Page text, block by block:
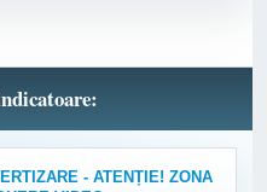
- ATENȚIE! ZONA